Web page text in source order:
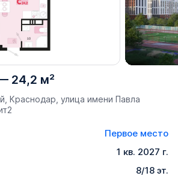
24,2 м²
Краснодар, улица имени Павла
Первое место
1 кв. 2027 г.
8/18 эт.